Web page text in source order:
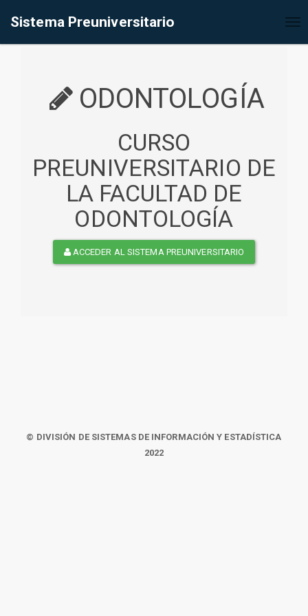
Sistema Preuniversitario
ODONTOLOGÍA
CURSO
PREUNIVERSITARIO DE
LA FACULTAD DE
ODONTOLOGÍA
ACCEDER AL SISTEMA PREUNIVERSITARIO
© DIVISIÓN DE SISTEMAS DE INFORMACIÓN Y ESTADÍSTICA
2022